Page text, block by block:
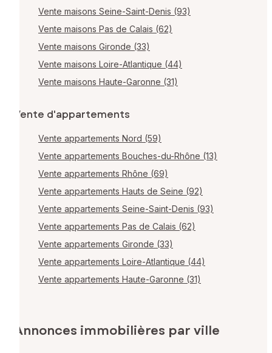
Vente maisons Seine-Saint-Denis (93)
Vente maisons Pas de Calais (62)
Vente maisons Gironde (33)
Vente maisons Loire-Atlantique (44)
Vente maisons Haute-Garonne (31)
Vente d'appartements
Vente appartements Nord (59)
Vente appartements Bouches-du-Rhône (13)
Vente appartements Rhône (69)
Vente appartements Hauts de Seine (92)
Vente appartements Seine-Saint-Denis (93)
Vente appartements Pas de Calais (62)
Vente appartements Gironde (33)
Vente appartements Loire-Atlantique (44)
Vente appartements Haute-Garonne (31)
Annonces immobilières par ville